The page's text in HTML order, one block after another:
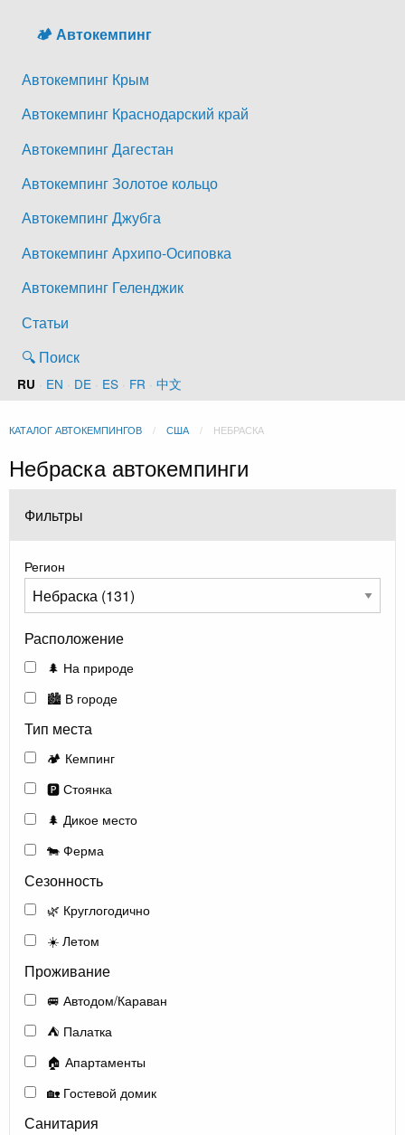
🏕️ Автокемпинг
Автокемпинг Крым
Автокемпинг Краснодарский край
Автокемпинг Дагестан
Автокемпинг Золотое кольцо
Автокемпинг Джубга
Автокемпинг Архипо-Осиповка
Автокемпинг Геленджик
Статьи
🔍 Поиск
RU · EN · DE · ES · FR · 中文
КАТАЛОГ АВТОКЕМПИНГОВ США НЕБРАСКА
Небраска автокемпинги
Фильтры
Регион
Расположение
🌲 На природе
🏙️ В городе
Тип места
🏕️ Кемпинг
🅿️ Стоянка
🌲 Дикое место
🐄 Ферма
Сезонность
🌿 Круглогодично
☀️ Летом
Проживание
🚐 Автодом/Караван
⛺ Палатка
🏠 Апартаменты
🏡 Гостевой домик
Санитария